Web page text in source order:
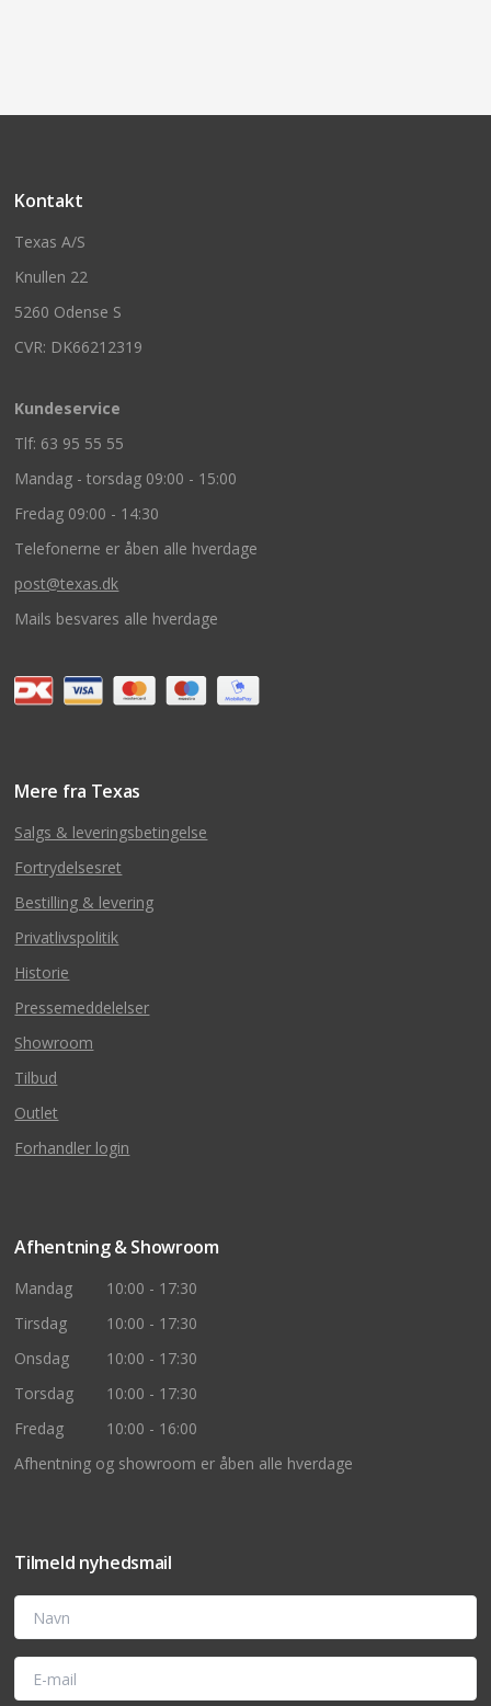
Kontakt
Texas A/S
Knullen 22
5260 Odense S
CVR: DK66212319
Kundeservice
Tlf: 63 95 55 55
Mandag - torsdag 09:00 - 15:00
Fredag 09:00 - 14:30
Telefonerne er åben alle hverdage
post@texas.dk
Mails besvares alle hverdage
Mere fra Texas
Salgs & leveringsbetingelse
Fortrydelsesret
Bestilling & levering
Privatlivspolitik
Historie
Pressemeddelelser
Showroom
Tilbud
Outlet
Forhandler login
Afhentning & Showroom
Mandag
10:00 - 17:30
Tirsdag
10:00 - 17:30
Onsdag
10:00 - 17:30
Torsdag
10:00 - 17:30
Fredag
10:00 - 16:00
Afhentning og showroom er åben alle hverdage
Tilmeld nyhedsmail
Navn
E-mail